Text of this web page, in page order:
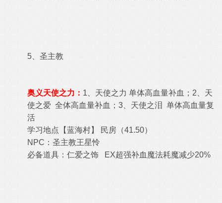
5、圣主教
奥义天使之力： 1、 天使之力 单体高血量补血；2、天
使之爱 全体高血量补血；3、 天使之泪 单体高血量复
活
学习地点【蓝海村】 民房 （41.50）
NPC： 圣主教王星怜
必备道具：仁爱之饰 EX超强补血魔法耗魔减少20%